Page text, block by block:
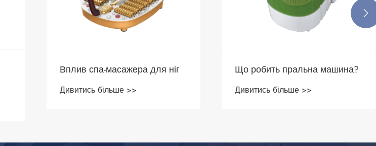
Вплив спа-масажера для ніг
Дивитись більше >>
Що робить пральна машина?
Дивитись більше >>
